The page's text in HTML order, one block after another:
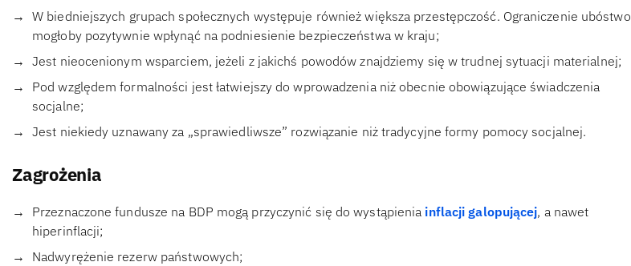
W biedniejszych grupach społecznych występuje również większa przestępczość. Ograniczenie ubóstwo
mogłoby pozytywnie wpłynąć na podniesienie bezpieczeństwa w kraju;
Jest nieocenionym wsparciem, jeżeli z jakichś powodów znajdziemy się w trudnej sytuacji materialnej;
Pod względem formalności jest łatwiejszy do wprowadzenia niż obecnie obowiązujące świadczenia
socjalne;
Jest niekiedy uznawany za „sprawiedliwsze” rozwiązanie niż tradycyjne formy pomocy socjalnej.
Zagrożenia
Przeznaczone fundusze na BDP mogą przyczynić się do wystąpienia inflacji galopującej, a nawet
hiperinflacji;
Nadwyrężenie rezerw państwowych;